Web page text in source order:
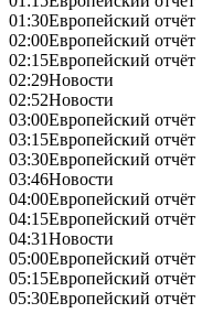
01:30Европейский отчёт
02:00Европейский отчёт
02:15Европейский отчёт
02:29Новости
02:52Новости
03:00Европейский отчёт
03:15Европейский отчёт
03:30Европейский отчёт
03:46Новости
04:00Европейский отчёт
04:15Европейский отчёт
04:31Новости
05:00Европейский отчёт
05:15Европейский отчёт
05:30Европейский отчёт